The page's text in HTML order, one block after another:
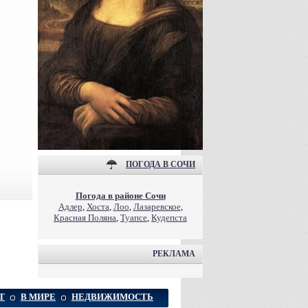
ПОГОДА В СОЧИ
Погода в районе Сочи
Адлер, Хоста, Лоо, Лазаревское,
Красная Поляна, Туапсе, Кудепста
РЕКЛАМА
В МИРЕ НЕДВИЖИМОСТЬ